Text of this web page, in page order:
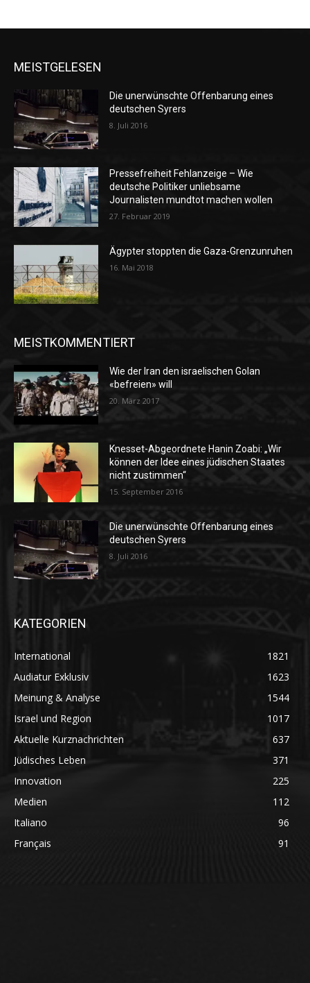
MEISTGELESEN
Die unerwünschte Offenbarung eines
deutschen Syrers
8. Juli 2016
Pressefreiheit Fehlanzeige – Wie
deutsche Politiker unliebsame
Journalisten mundtot machen wollen
27. Februar 2019
Ägypter stoppten die Gaza-Grenzunruhen
16. Mai 2018
MEISTKOMMENTIERT
Wie der Iran den israelischen Golan
«befreien» will
20. März 2017
Knesset-Abgeordnete Hanin Zoabi: „Wir
können der Idee eines jüdischen Staates
nicht zustimmen“
15. September 2016
Die unerwünschte Offenbarung eines
deutschen Syrers
8. Juli 2016
KATEGORIEN
International
1821
Audiatur Exklusiv
1623
Meinung & Analyse
1544
Israel und Region
1017
Aktuelle Kurznachrichten
637
Jüdisches Leben
371
Innovation
225
Medien
112
Italiano
96
Français
91